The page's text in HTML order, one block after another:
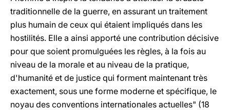
traditionnelle de la guerre, en assurant un traitement
plus humain de ceux qui étaient impliqués dans les
hostilités. Elle a ainsi apporté une contribution décisive
pour que soient promulguées les règles, à la fois au
niveau de la morale et au niveau de la pratique,
d'humanité et de justice qui forment maintenant très
exactement, sous une forme moderne et spécifique, le
noyau des conventions internationales actuelles" (18